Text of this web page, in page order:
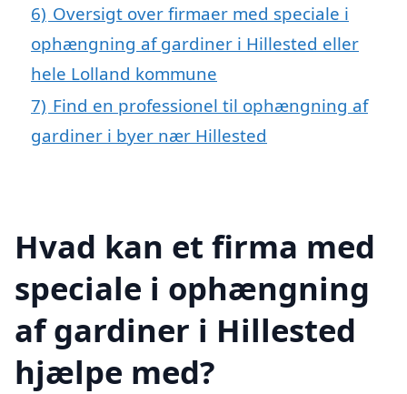
6) Oversigt over firmaer med speciale i
ophængning af gardiner i Hillested eller
hele Lolland kommune
7) Find en professionel til ophængning af
gardiner i byer nær Hillested
Hvad kan et firma med
speciale i ophængning
af gardiner i Hillested
hjælpe med?